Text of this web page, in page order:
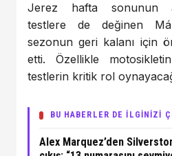
Jerez hafta sonunun
testlere de değinen
sezonun geri kalanı için
etti. Özellikle
testlerin kritik rol
BU HABERLER DE İLGİNİZİ
Alex Marquez’den